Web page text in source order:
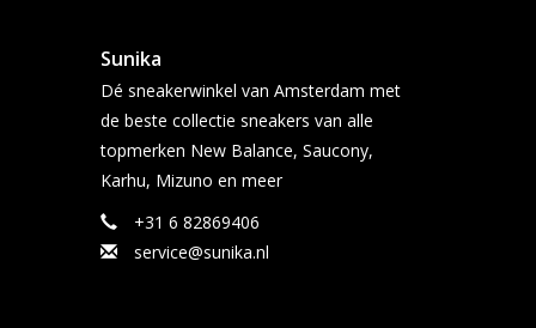
Sunika
Dé sneakerwinkel van Amsterdam met
de beste collectie sneakers van alle
topmerken New Balance, Saucony,
Karhu, Mizuno en meer
+31 6 82869406
service@sunika.nl